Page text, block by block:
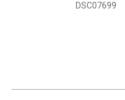
DSC07699